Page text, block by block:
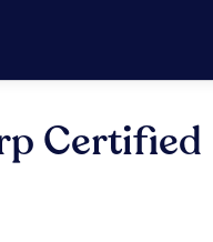
Certified